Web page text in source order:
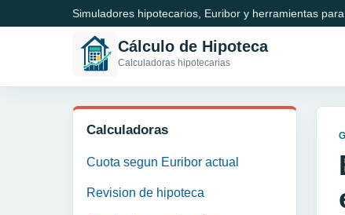
Simuladores hipotecarios, Euribor y herramientas
Cálculo de Hipoteca
Calculadoras hipotecarias
Calculadoras
Cuota segun Euribor actual
Revision de hipoteca